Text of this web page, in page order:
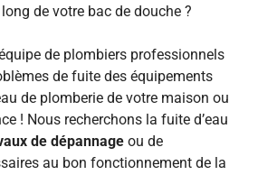
de votre bac de douche ?
de plombiers professionnels
de fuite des équipements
de plomberie de votre maison ou
! Nous recherchons la fuite d’eau
de dépannage ou de
au bon fonctionnement de la